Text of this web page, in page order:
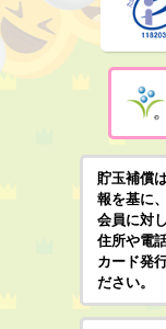
貯玉補償
報を基に
会員に対
住所や電
カード発
ださい。